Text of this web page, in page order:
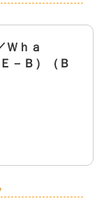
Ｗｈａ
－Ｂ）（Ｂ